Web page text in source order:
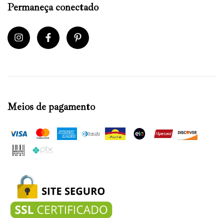
Permaneça conectado
Meios de pagamento